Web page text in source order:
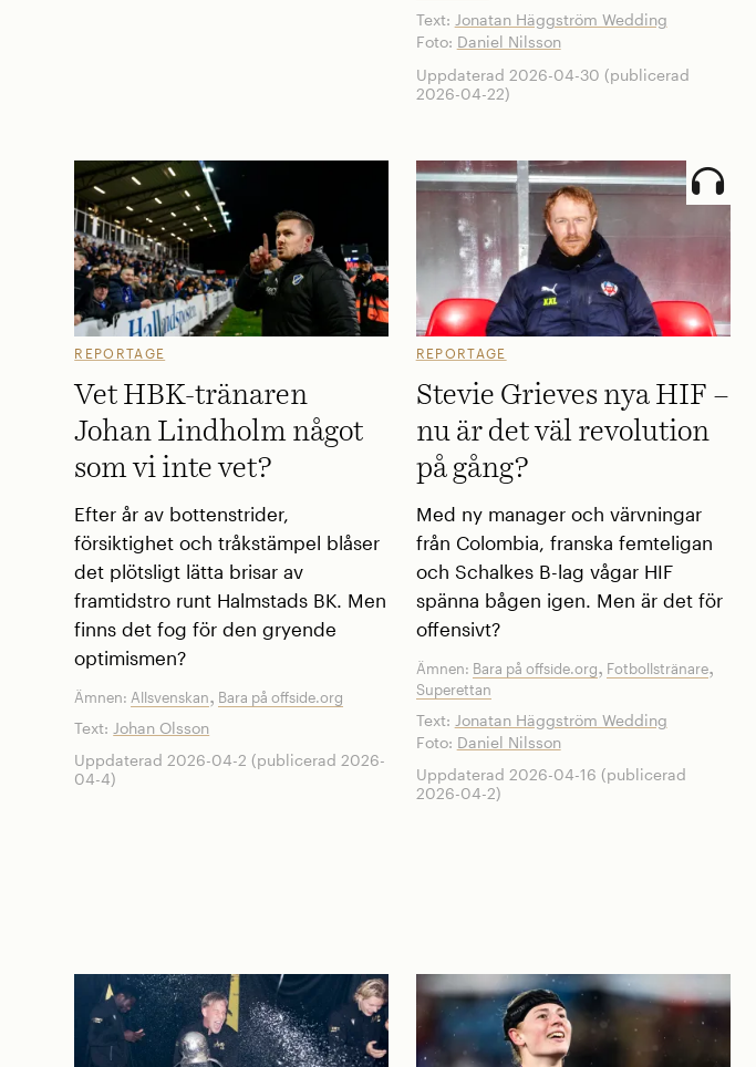
Text: Jonatan Häggström Wedding
Foto: Daniel Nilsson
Uppdaterad 2026-04-30 (publicerad
2026-04-22)
REPORTAGE
Vet HBK-tränaren
Johan Lindholm något
som vi inte vet?
Efter år av bottenstrider,
försiktighet och tråkstämpel blåser
det plötsligt lätta brisar av
framtidstro runt Halmstads BK. Men
finns det fog för den gryende
optimismen?
Ämnen: Allsvenskan, Bara på offside.org
Text: Johan Olsson
Uppdaterad 2026-04-2 (publicerad 2026-
04-4)
REPORTAGE
Stevie Grieves nya HIF –
nu är det väl revolution
på gång?
Med ny manager och värvningar
från Colombia, franska femteligan
och Schalkes B-lag vågar HIF
spänna bågen igen. Men är det för
offensivt?
Ämnen: Bara på offside.org, Fotbollstränare,
Superettan
Text: Jonatan Häggström Wedding
Foto: Daniel Nilsson
Uppdaterad 2026-04-16 (publicerad
2026-04-2)